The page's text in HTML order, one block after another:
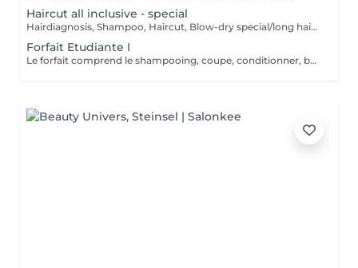
Haircut all inclusive - special
Hairdiagnosis, Shampoo, Haircut, Blow-dry special/long hair & Styling
Forfait Etudiante I
Le forfait comprend le shampooing, coupe, conditionner, brushing et finition (>12 ans - 27 ans sur présentation carte étudiant)